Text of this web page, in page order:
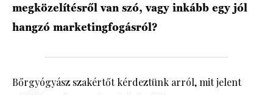
megközelítésről van szó, vagy inkább egy jól
hangzó marketingfogásról?
Bőrgyógyász szakértőt kérdeztünk arról, mit jelent